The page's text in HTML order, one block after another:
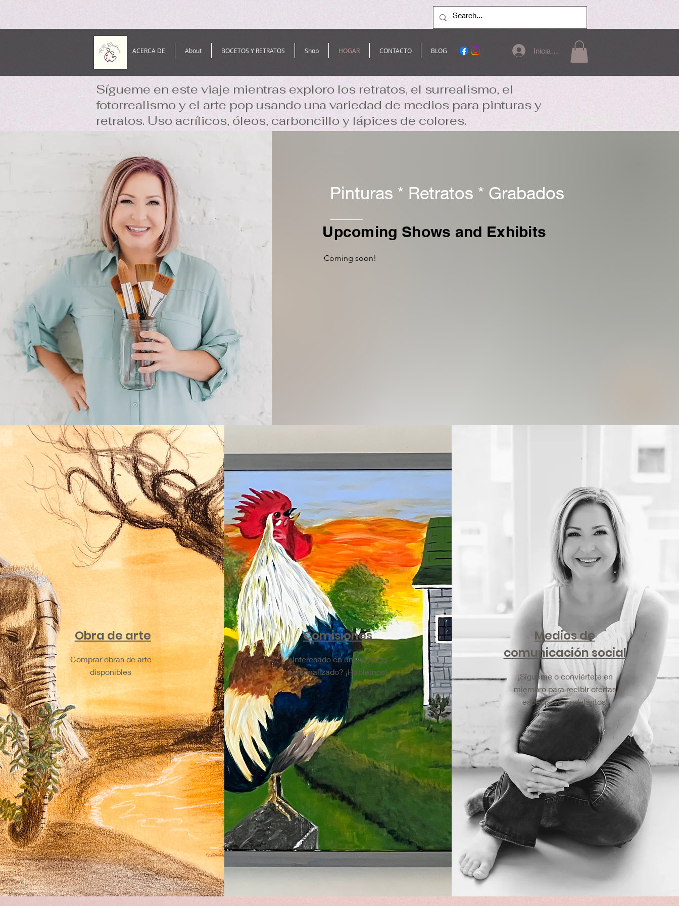
ACERCA DE About BOCETOS Y RETRATOS Shop HOGAR CONTACTO BLOG Iniciar sesión
Sígueme en este viaje mientras exploro los retratos, el surrealismo, el
fotorrealismo y el arte pop usando una variedad de medios para pinturas y
retratos. Uso acrílicos, óleos, carboncillo y lápices de colores.
Pinturas * Retratos * Grabados
Upcoming Shows and Exhibits
Coming soon!
Obra de arte
Comprar obras de arte
disponibles
Comisiones
¿Interesado en un proyecto
personalizado? ¡Hablemos!
Medios de
comunicación social
¡Sígueme o conviértete en
miembro para recibir ofertas
especiales y adelantos!